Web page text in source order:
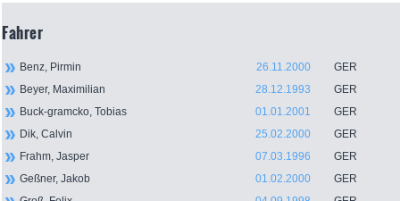
Fahrer
Benz, Pirmin 26.11.2000
GER
Beyer, Maximilian
28.12.1993
GER
Buck-gramcko, Tobias
01.01.2001
GER
Dik, Calvin
25.02.2000
GER
Frahm, Jasper
07.03.1996
GER
Geßner, Jakob
01.02.2000
GER